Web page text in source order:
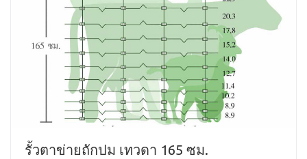
รั้วตาข่ายถักปม เทวดา 165 ซม.